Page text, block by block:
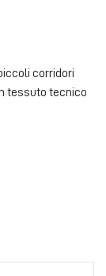
corridori
tessuto tecnico